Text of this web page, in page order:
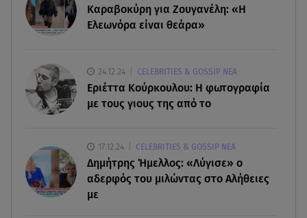
08.08.26 , 13:29
Θρίλερ στον Λυκαβηττό: Βρέθηκε σορός σε
08.08.26 , 13:11
ΑΜΜΟΣ - Η πρώτη ανάγνωση (αναλόγιο) στο
θέατρο Άβατον
08.08.26 , 13:07
Σέρρες: Απόσπαση προσοχής ή απειρία πίσω από
το φονικό τροχαίο
Καραβοκύρη για Ζουγανέλη: «Η
Ελεωνόρα είναι θεάρα»
24.12.24 CELEBRITIES & GOSSIP ΝΕΑ
Εριέττα Κούρκουλου: Η φωτογραφία
με τους γιους της από το
17.12.24 CELEBRITIES & GOSSIP ΝΕΑ
Δημήτρης Ήμελλος: «Λύγισε» ο
αδερφός του μιλώντας στο Αλήθειες
με